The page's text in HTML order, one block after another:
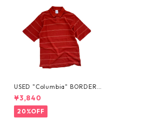
USED "Columbia" BORDER P
OLO SHIRT
¥3,840
20%OFF